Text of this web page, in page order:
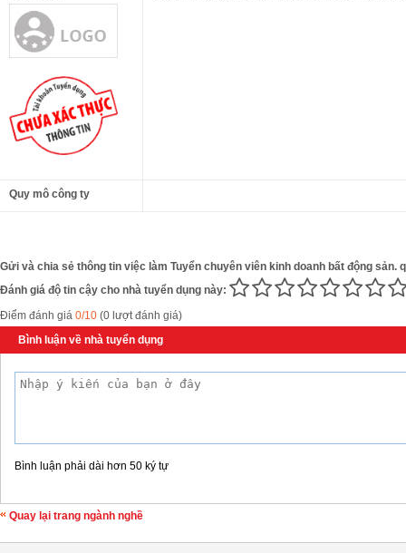
Quy mô công ty
Gửi và chia sẻ thông tin việc làm Tuyển chuyên viên kinh doanh bất động sản.
Đánh giá độ tin cậy cho nhà tuyển dụng này:
Điểm đánh giá 0/10 (0 lượt đánh giá)
Bình luận về nhà tuyển dụng
Bình luận phải dài hơn 50 ký tự
Quay lại trang ngành nghề